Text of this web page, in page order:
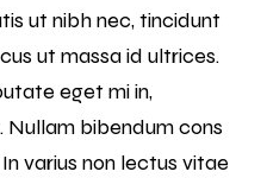
ut nibh nec, tincidunt
ut massa id ultrices.
eget mi in,
Nullam bibendum cons
varius non lectus vitae